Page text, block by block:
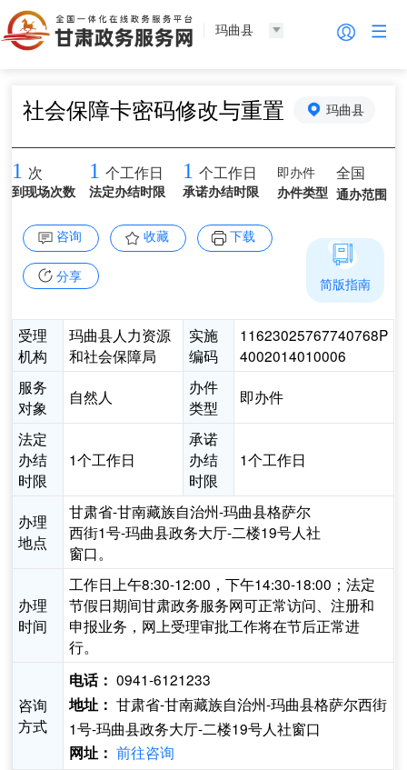
玛曲县
社会保障卡密码修改与重置 玛曲县
1 次
到现场次数
1 个工作日
法定办结时限
1 个工作日
承诺办结时限
即办件
办件类型
全国
通办范围
咨询 收藏 下载
分享
受理
机构
玛曲县人力资源
和社会保障局
实施
编码
11623025767740768P
4002014010006
服务
对象
自然人
办件
类型
即办件
法定
办结
时限
1个工作日
承诺
办结
时限
1个工作日
办理
地点
甘肃省-甘南藏族自治州-玛曲县格萨尔
西街1号-玛曲县政务大厅-二楼19号人社
窗口。
办理
时间
工作日上午8:30-12:00，下午14:30-18:00；法定
节假日期间甘肃政务服务网可正常访问、注册和
申报业务，网上受理审批工作将在节后正常进
行。
咨询
方式
电话： 0941-6121233
地址： 甘肃省-甘南藏族自治州-玛曲县格萨尔西街
1号-玛曲县政务大厅-二楼19号人社窗口
网址： 前往咨询
简版指南